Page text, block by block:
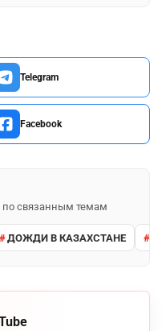
Telegram
Facebook
по связанным темам
ДОЖДИ В КАЗАХСТАНЕ